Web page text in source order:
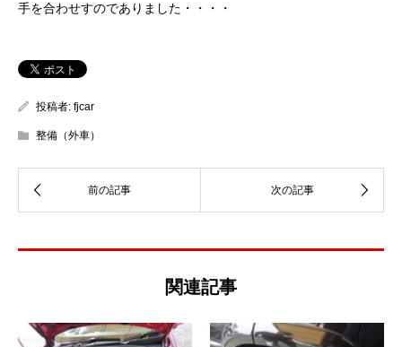
手を合わせすのでありました・・・・
投稿者: fjcar
整備（外車）
関連記事